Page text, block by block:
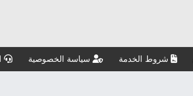
شروط الخدمة سياسة الخصوصية